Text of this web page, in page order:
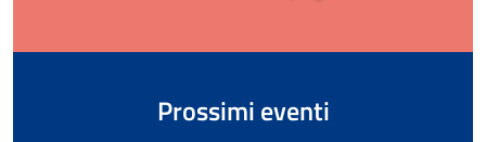
Prossimi eventi